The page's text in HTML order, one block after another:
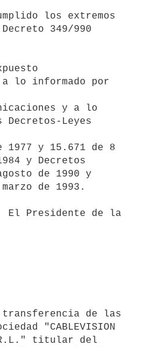
los extremos
349/990
a lo informado por
y a lo
Leyes
1977 y 15.671 de 8
y Decretos
de 1990 y
de 1993.
"CABLEVISION
S.R.L." titular del